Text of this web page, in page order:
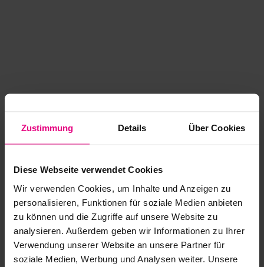
Zustimmung Details Über Cookies
Diese Webseite verwendet Cookies
Wir verwenden Cookies, um Inhalte und Anzeigen zu
personalisieren, Funktionen für soziale Medien anbieten
zu können und die Zugriffe auf unsere Website zu
analysieren. Außerdem geben wir Informationen zu Ihrer
Verwendung unserer Website an unsere Partner für
soziale Medien, Werbung und Analysen weiter. Unsere
Application error: a client-side exception has occurred
loading www.kurzwego.de (see the browser console for more